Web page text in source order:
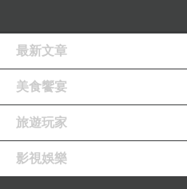
最新文章
美食饗宴
旅遊玩家
影視娛樂